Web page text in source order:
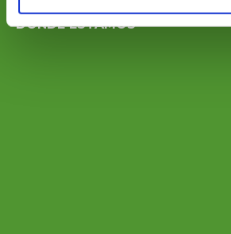
DONDE ESTAMOS